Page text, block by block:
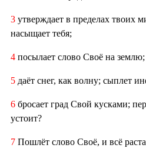
3 утверждает в пределах твоих
насыщает тебя;
4 посылает слово Своё на
5 даёт снег, как волну; сыплет
6 бросает град Свой кусками;
устоит?
7 Пошлёт слово Своё, и всё